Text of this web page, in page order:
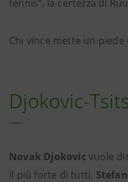
tennis”, la certezza di
Chi vince mette un piede
Djokovic-
Novak Djokovic vuole
il più forte di tutti,